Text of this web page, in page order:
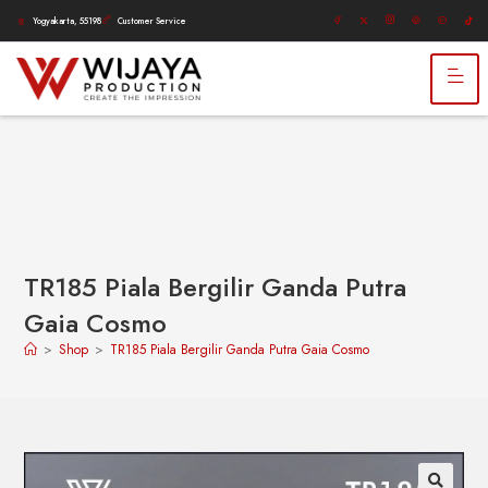
Yogyakarta, 55198 Customer Service
TR185 Piala Bergilir Ganda Putra
Gaia Cosmo
> Shop > TR185 Piala Bergilir Ganda Putra Gaia Cosmo